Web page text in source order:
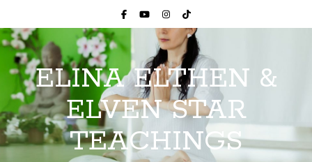
ELINA ELTHEN &
ELVEN STAR
TEACHINGS